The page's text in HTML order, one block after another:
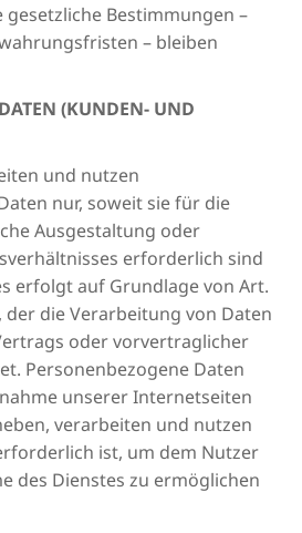
Bestimmungen –
– bleiben
(KUNDEN- UND
und nutzen
nur, soweit sie für die
Ausgestaltung oder
erforderlich sind
erfolgt auf Grundlage von Art.
der die Verarbeitung von Daten
oder vorvertraglicher
Personenbezogene Daten
unserer Internetseiten
verarbeiten und nutzen
ist, um dem Nutzer
des Dienstes zu ermöglichen